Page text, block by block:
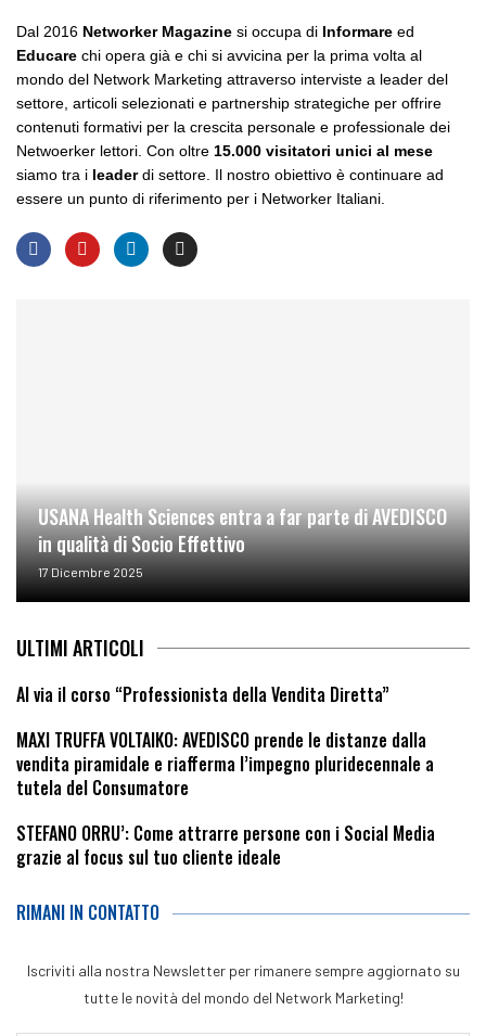
Dal 2016 Networker Magazine si occupa di Informare ed
Educare chi opera già e chi si avvicina per la prima volta al
mondo del Network Marketing attraverso interviste a leader del
settore, articoli selezionati e partnership strategiche per offrire
contenuti formativi per la crescita personale e professionale dei
Netwoerker lettori. Con oltre 15.000 visitatori unici al mese
siamo tra i leaderdi settore. Il nostro obiettivo è continuare ad
essere un punto di riferimento per i Networker Italiani.
USANA Health Sciences entra a far parte di AVEDISCO
in qualità di Socio Effettivo
17 Dicembre 2025
ULTIMI ARTICOLI
Al via il corso “Professionista della Vendita Diretta”
MAXI TRUFFA VOLTAIKO: AVEDISCO prende le distanze dalla
vendita piramidale e riafferma l’impegno pluridecennale a
tutela del Consumatore
STEFANO ORRU’: Come attrarre persone con i Social Media
grazie al focus sul tuo cliente ideale
RIMANI IN CONTATTO
Iscriviti alla nostra Newsletter per rimanere sempre aggiornato su
tutte le novità del mondo del Network Marketing!